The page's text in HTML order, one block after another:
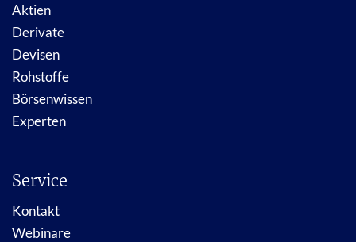
Aktien
Derivate
Devisen
Rohstoffe
Börsenwissen
Experten
Service
Kontakt
Webinare